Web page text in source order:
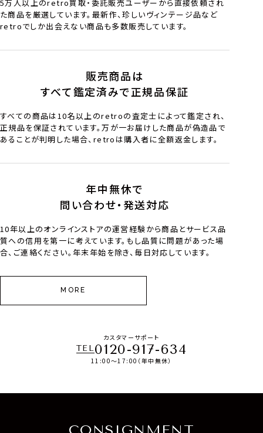
5万人以上のretro買取・委託販売ユーザーから直接依頼され
た商品を厳選しています。最新作、珍しいヴィンテージ品など
retroでしか出会えない商品も多数販売しています。
販売商品は
すべて鑑定済みで正規品保証
すべての商品は10名以上のretroの査定士によって鑑定され、
正規品を保証されています。万が一お届けした商品が偽造品で
あることが判明した場合、retroは購入者に全額返金します。
年中無休で
問い合わせ・発送対応
10年以上のオンラインストアの運営経験から商品とサービス品
質への信用を第一に考えています。もし品質に問題があった場
合、ご連絡ください。年末年始を除き、毎日対応しています。
MORE
カスタマーサポート
TEL0120-917-634
11:00～17:00（年中無休）